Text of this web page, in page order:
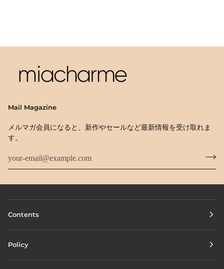
Mail Magazine
メルマガ会員になると、新作やセールなど最新情報を受け取れま
す。
Contents
Policy